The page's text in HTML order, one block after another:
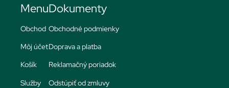
Menu
Obchod
Môj účet
Košík
Služby
Dokumenty
Obchodné podmienky
Doprava a platba
Reklamačný poriadok
Odstúpiť od zmluvy